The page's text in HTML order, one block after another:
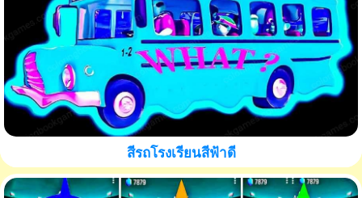
สีรถโรงเรียนสีฟ้าดี